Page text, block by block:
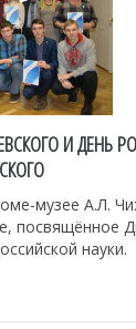
И ДЕНЬ
музее А.Л.
посвящённое
науки.